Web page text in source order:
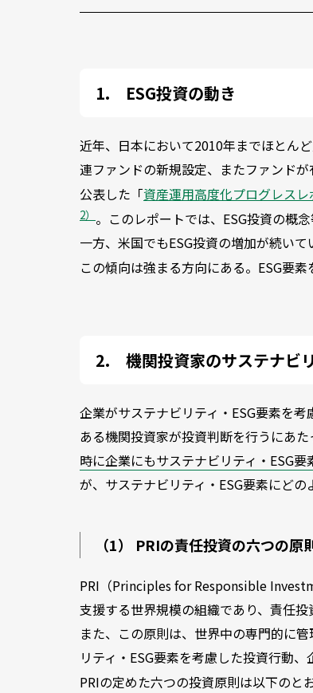
ESG投資の動き
近年、日本において2010年までほとん
連ファンドの新規設定、またファンド
公表した「資産運用高度化プログレス
2） 。このレポートでは、ESG投資の概
一方、米国でもESG投資の増加が続い
この傾向は強まる方向にある。ESG要
機関投資家のサステナビ
企業がサステナビリティ・ESG要素を
ある機関投資家が投資判断を行うにあ
時に企業にもサステナビリティ・ESG
が、サステナビリティ・ESG要素にどの
（1） PRIの責任投資の六つの原
PRI（Principles for Responsible
支援する世界規模の組織であり、責任
また、この原則は、世界中の専門的に
リティ・ESG要素を考慮した投資行動
PRIの定めた六つの投資原則は以下のと